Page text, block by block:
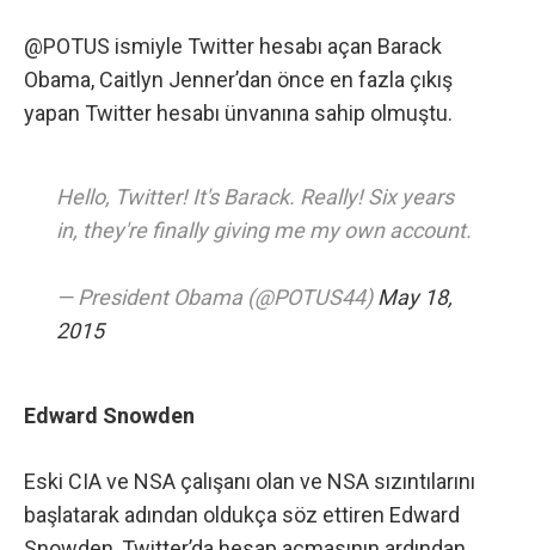
@POTUS ismiyle Twitter hesabı açan Barack
Obama, Caitlyn Jenner’dan önce en fazla çıkış
yapan Twitter hesabı ünvanına sahip olmuştu.
Hello, Twitter! It's Barack. Really! Six years
in, they're finally giving me my own account.
— President Obama (@POTUS44)May 18,
2015
Edward Snowden
Eski CIA ve NSA çalışanı olan ve NSA sızıntılarını
başlatarak adından oldukça söz ettiren Edward